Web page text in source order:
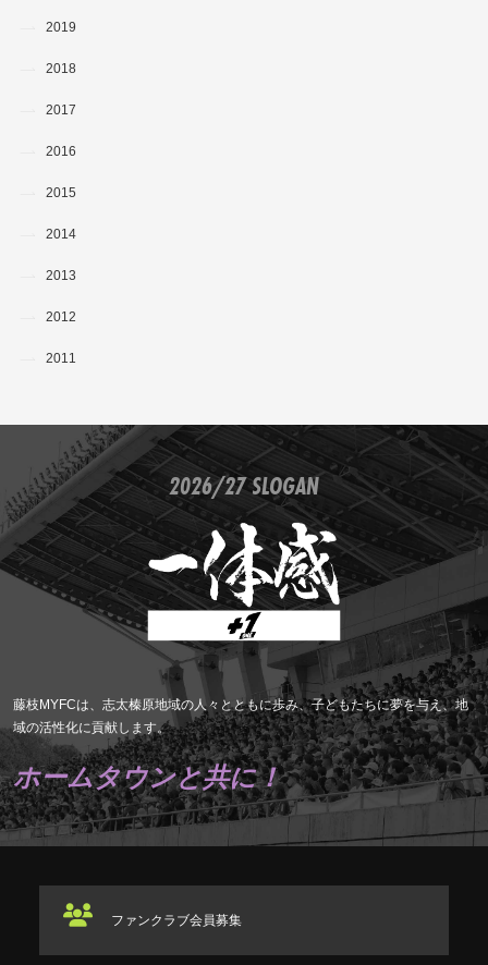
2019
2018
2017
2016
2015
2014
2013
2012
2011
2026/27 SLOGAN
藤枝MYFCは、志太榛原地域の人々とともに歩み、子どもたちに夢を与え、地
域の活性化に貢献します。
ホームタウンと共に！
ファンクラブ会員募集